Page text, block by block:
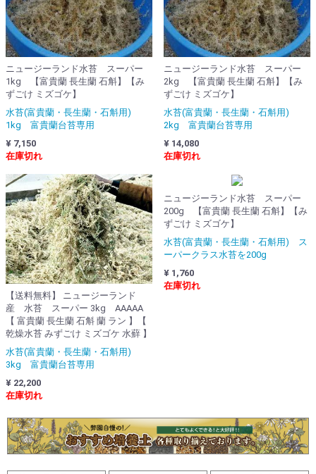
ニュージーランド水苔 スーパー
1kg 【富貴蘭 長生蘭 石斛】【み
ずごけ ミズゴケ】
水苔(富貴蘭・長生蘭・石斛用)
1kg 富貴蘭台苔専用
¥ 7,150
在庫切れ
ニュージーランド水苔 スーパー
2kg 【富貴蘭 長生蘭 石斛】【み
ずごけ ミズゴケ】
水苔(富貴蘭・長生蘭・石斛用)
2kg 富貴蘭台苔専用
¥ 14,080
在庫切れ
【送料無料】 ニュージーランド
産 水苔 スーパー 3kg AAAAA
【 富貴蘭 長生蘭 石斛 蘭 ラン 】【
乾燥水苔 みずごけ ミズゴケ 水蘚 】
水苔(富貴蘭・長生蘭・石斛用)
3kg 富貴蘭台苔専用
¥ 22,200
在庫切れ
ニュージーランド水苔 スーパー
200g 【富貴蘭 長生蘭 石斛】【み
ずごけ ミズゴケ】
水苔(富貴蘭・長生蘭・石斛用) ス
ーパークラス水苔を200g
¥ 1,760
在庫切れ